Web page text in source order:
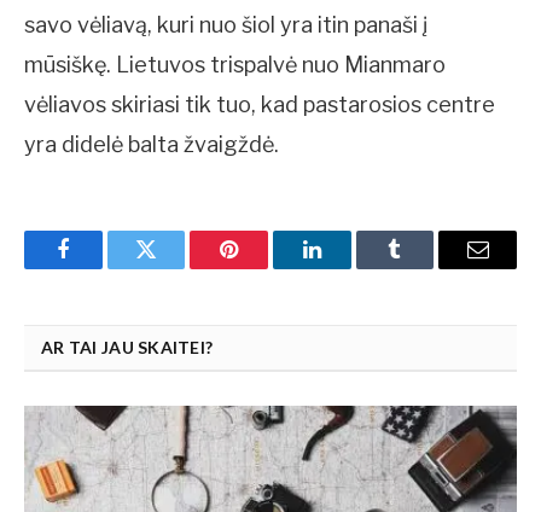
savo vėliavą, kuri nuo šiol yra itin panaši į
mūsiškę. Lietuvos trispalvė nuo Mianmaro
vėliavos skiriasi tik tuo, kad pastarosios centre
yra didelė balta žvaigždė.
FacebookTwitter Pinterest LinkedInTumblr Email
AR TAI JAU SKAITEI?